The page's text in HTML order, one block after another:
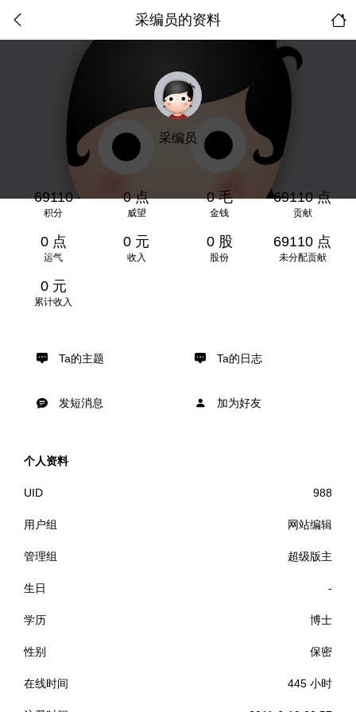
采编员的资料
采编员
69110
积分
0 点
威望
0 毛
金钱
69110 点
贡献
0 点
运气
0 元
收入
0 股
股份
69110 点
未分配贡献
0 元
累计收入
Ta的主题 Ta的日志
发短消息 加为好友
个人资料
UID 988
用户组 网站编辑
管理组 超级版主
生日 -
学历 博士
性别 保密
在线时间 445 小时